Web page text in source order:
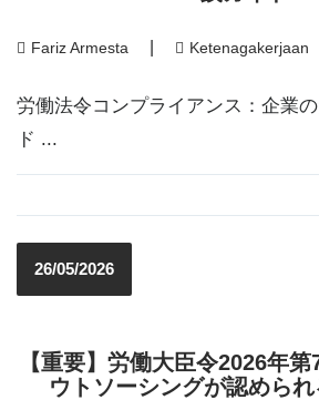
Fariz Armesta Ketenagakerjaan
労働法令コンプライアンス：企業
ド ...
26/05/2026
【重要】労働大臣令2026年
ウトソーシングが認めら